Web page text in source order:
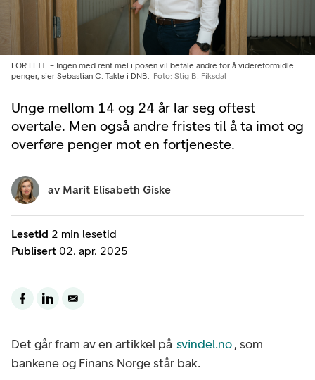
Unge mellom 14 og 24 år lar seg oftest
overtale. Men også andre fristes til å ta imot og
overføre penger mot en fortjeneste.
FOR LETT: – Ingen med rent mel i posen vil betale andre for å videreformidle
penger, sier Sebastian C. Takle i DNB.
Foto: Stig B. Fiksdal
Lesetid 2 min lesetid
Publisert 02. apr. 2025
av Marit Elisabeth Giske
Det går fram av en artikkel på svindel.no, som
bankene og Finans Norge står bak.